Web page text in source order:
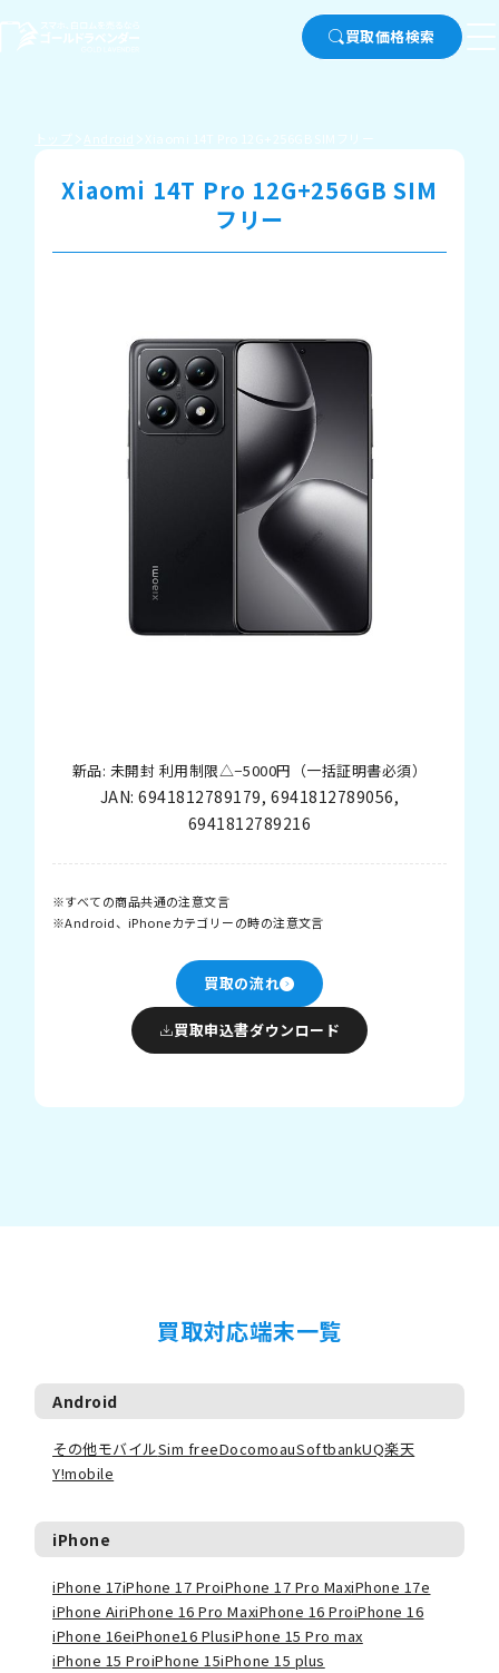
買取価格検索
トップ Android Xiaomi 14T Pro 12G+256GB SIMフリー
Xiaomi 14T Pro 12G+256GB SIM
フリー
新品: 未開封 利用制限△−5000円（一括証明書必須）
JAN:6941812789179,6941812789056,
6941812789216
すべての商品共通の注意文言
Android、iPhoneカテゴリーの時の注意文言
買取の流れ
買取申込書ダウンロード
買取対応端末一覧
Android
その他モバイルSim freeDocomoauSoftbankUQ楽天
Y!mobile
iPhone
iPhone 17iPhone 17 ProiPhone 17 Pro MaxiPhone 17e
iPhone AiriPhone 16 Pro MaxiPhone 16 ProiPhone 16
iPhone 16eiPhone16 PlusiPhone 15 Pro max
iPhone 15 ProiPhone 15iPhone 15 plus